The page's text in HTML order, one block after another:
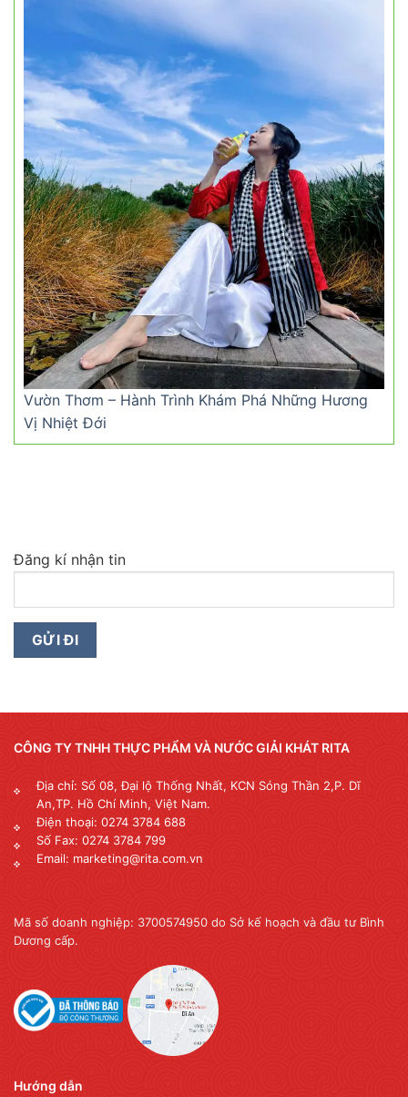
Vườn Thơm – Hành Trình Khám Phá Những Hương
Vị Nhiệt Đới
Đăng kí nhận tin
CÔNG TY TNHH THỰC PHẨM VÀ NƯỚC GIẢI KHÁT RITA
Địa chỉ: Số 08, Đại lộ Thống Nhất, KCN Sóng Thần 2,P. Dĩ
An,TP. Hồ Chí Minh, Việt Nam.
Điện thoại: 0274 3784 688
Số Fax: 0274 3784 799
Email: marketing@rita.com.vn
Mã số doanh nghiệp: 3700574950 do Sở kế hoạch và đầu tư Bình
Dương cấp.
Hướng dẫn